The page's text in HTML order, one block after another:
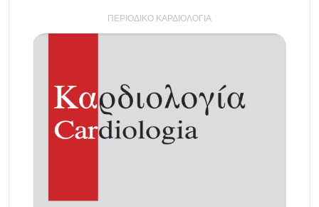
ΠΕΡΙΟΔΙΚΌ ΚΑΡΔΙΟΛΟΓΊΑ